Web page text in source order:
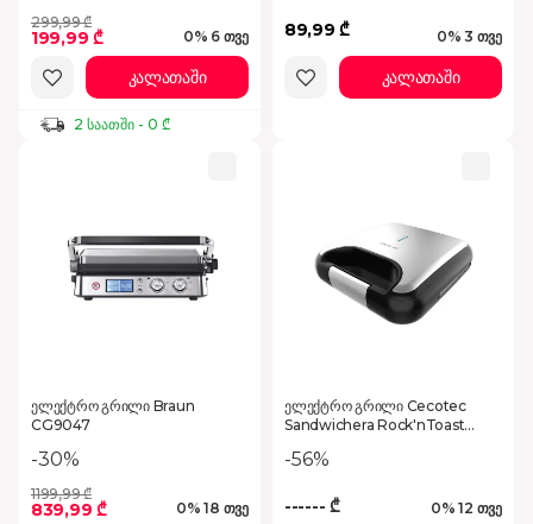
299,99 ₾
199,99 ₾ 0% 6 თვე
2 საათში - 0 ₾
კალათაში
89,99 ₾ 0% 3 თვე
კალათაში
ელექტრო გრილი Braun
CG9047
-30%
1199,99 ₾
839,99 ₾ 0% 18 თვე
ელექტრო გრილი Cecotec
Sandwichera Rock'nToast
-56%
------ ₾ 0% 12 თვე